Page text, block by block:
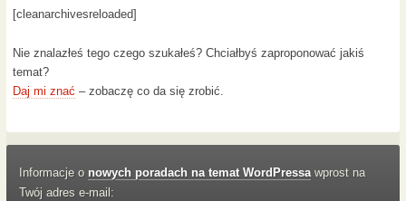
[cleanarchivesreloaded]
Nie znalazłeś tego czego szukałeś? Chciałbyś zaproponować jakiś
temat?
Daj mi znać – zobaczę co da się zrobić.
Informacje o nowych poradach na temat WordPressawprost na
Twój adres e-mail: